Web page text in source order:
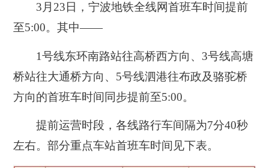
3月23日，宁波地铁全线网首班车时间提前
至5:00。其中——
1号线东环南路站往高桥西方向、3号线高塘
桥站往大通桥方向、5号线泗港往布政及骆驼桥
方向的首班车时间同步提前至5:00。
提前运营时段，各线路行车间隔为7分40秒
左右。部分重点车站首班车时间见下表。